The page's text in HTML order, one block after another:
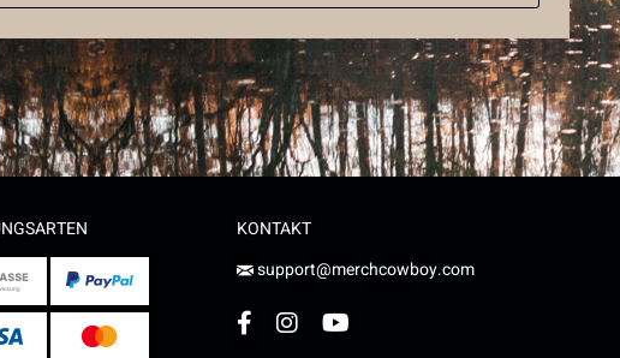
KONTAKT
support@merchcowboy.com